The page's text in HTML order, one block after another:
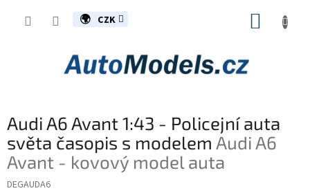
CZK
Audi A6 Avant 1:43 - Policejní auta
světa časopis s modelem Audi A6
Avant - kovový model auta
DEGAUDA6